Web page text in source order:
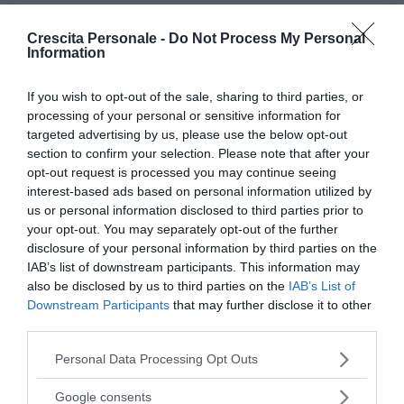
Crescita Personale - Do Not Process My Personal
Information
If you wish to opt-out of the sale, sharing to third parties, or
processing of your personal or sensitive information for
targeted advertising by us, please use the below opt-out
section to confirm your selection. Please note that after your
opt-out request is processed you may continue seeing
interest-based ads based on personal information utilized by
us or personal information disclosed to third parties prior to
your opt-out. You may separately opt-out of the further
disclosure of your personal information by third parties on the
IAB’s list of downstream participants. This information may
also be disclosed by us to third parties on the IAB’s List of
Downstream Participants that may further disclose it to other
Please note that this website/app uses one or more Google
not limited to your visit or usage behaviour. You may click to
Personal Data Processing Opt Outs
Google consents
Disturbi dissociativi: la cura del sé
traumatizzato
Cosa sono idisturbi dissociativise non un arguto
tentativo del sé di rimanere integro?
Paradossalmente, attraverso la separazione, la
dissociazione,il sé tenta di non frammentarsi, di
mantenere il controllo della vita: alienando una parte
di sé, rimuovendo un evento, dissociando la
personalità, dimenticando e fuggendo,il dolore
insopportabile viene relegato in uno spazio
delimitato e si ha l’illusione che tutto vada bene
e che tutto sia ancora sotto il nostro controllo.
A prescindere dai vari disturbi dissociativi e da quale